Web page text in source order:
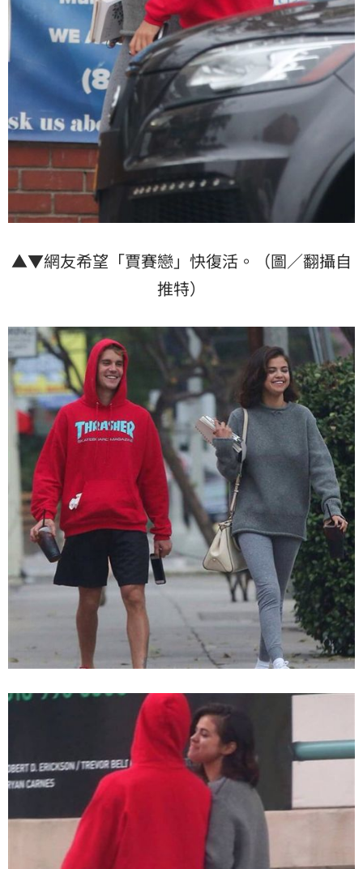
▲▼網友希望「賈賽戀」快復活。（圖／翻攝自
推特）